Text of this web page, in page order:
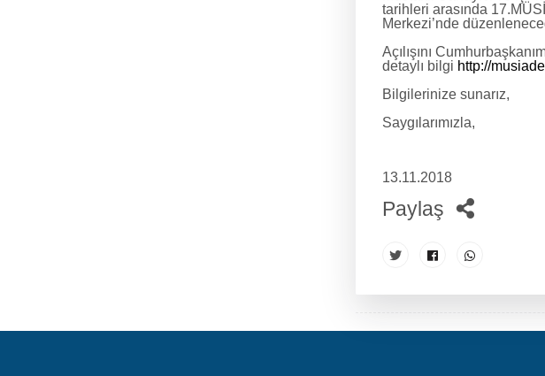
tarihleri arasında
Merkezi’nde
Açılışını
detaylı bilgi http://
Bilgilerinize sunarız,
Saygılarımızla,
13.11.2018
Paylaş